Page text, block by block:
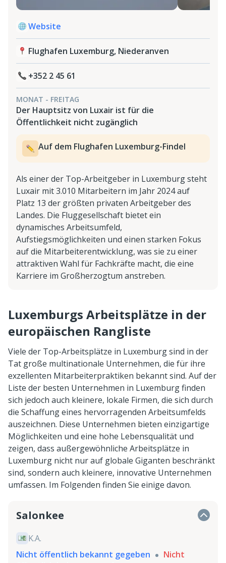
Website
Flughafen Luxemburg, Niederanven
+352 2 45 61
MONAT - FREITAG
Der Hauptsitz von Luxair ist für die
Öffentlichkeit nicht zugänglich
Auf dem Flughafen Luxemburg-Findel
Als einer der Top-Arbeitgeber in Luxemburg steht
Luxair mit 3.010 Mitarbeitern im Jahr 2024 auf
Platz 13 der größten privaten Arbeitgeber des
Landes. Die Fluggesellschaft bietet ein
dynamisches Arbeitsumfeld,
Aufstiegsmöglichkeiten und einen starken Fokus
auf die Mitarbeiterentwicklung, was sie zu einer
attraktiven Wahl für Fachkräfte macht, die eine
Karriere im Großherzogtum anstreben.
Luxemburgs Arbeitsplätze in der
europäischen Rangliste
Viele der Top-Arbeitsplätze in Luxemburg sind in der
Tat große multinationale Unternehmen, die für ihre
exzellenten Mitarbeiterpraktiken bekannt sind. Auf der
Liste der besten Unternehmen in Luxemburg finden
sich jedoch auch kleinere, lokale Firmen, die sich durch
die Schaffung eines hervorragenden Arbeitsumfelds
auszeichnen. Diese Unternehmen bieten einzigartige
Möglichkeiten und eine hohe Lebensqualität und
zeigen, dass außergewöhnliche Arbeitsplätze in
Luxemburg nicht nur auf globale Giganten beschränkt
sind, sondern auch kleinere, innovative Unternehmen
umfassen. Im Folgenden finden Sie einige davon.
Salonkee
K.A.
Nicht öffentlich bekannt gegeben
Nicht